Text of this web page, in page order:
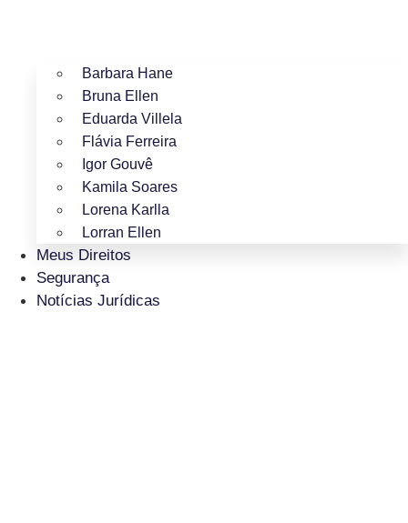
Barbara Hane
Bruna Ellen
Eduarda Villela
Flávia Ferreira
Igor Gouvê
Kamila Soares
Lorena Karlla
Lorran Ellen
Meus Direitos
Segurança
Notícias Jurídicas